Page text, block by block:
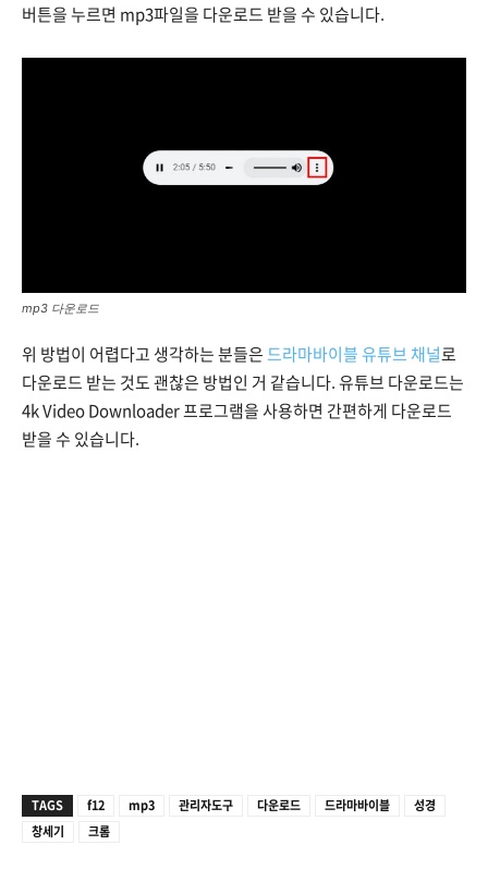
버튼을 누르면 mp3파일을 다운로드 받을 수 있습니다.
mp3 다운로드
위 방법이 어렵다고 생각하는 분들은 드라마바이블 유튜브 채널 로
다운로드 받는 것도 괜찮은 방법인 거 같습니다. 유튜브 다운로드는
4k Video Downloader 프로그램을 사용하면 간편하게 다운로드
받을 수 있습니다.
TAGS f12 mp3 관리자도구 다운로드 드라마바이블 성경
창세기 크롬